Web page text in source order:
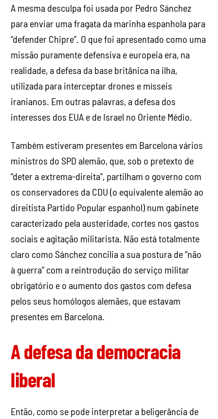
A mesma desculpa foi usada por Pedro Sánchez
para enviar uma fragata da marinha espanhola para
“defender Chipre”. O que foi apresentado como uma
missão puramente defensiva e europeia era, na
realidade, a defesa da base britânica na ilha,
utilizada para interceptar drones e mísseis
iranianos. Em outras palavras, a defesa dos
interesses dos EUA e de Israel no Oriente Médio.
Também estiveram presentes em Barcelona vários
ministros do SPD alemão, que, sob o pretexto de
“deter a extrema-direita”, partilham o governo com
os conservadores da CDU (o equivalente alemão ao
direitista Partido Popular espanhol) num gabinete
caracterizado pela austeridade, cortes nos gastos
sociais e agitação militarista. Não está totalmente
claro como Sánchez concilia a sua postura de “não
à guerra” com a reintrodução do serviço militar
obrigatório e o aumento dos gastos com defesa
pelos seus homólogos alemães, que estavam
presentes em Barcelona.
A defesa da democracia
liberal
Então, como se pode interpretar a beligerância de